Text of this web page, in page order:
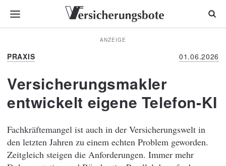
ANZEIGE
PRAXIS 01.06.2026
Versicherungsmakler
entwickelt eigene Telefon-KI
Fachkräftemangel ist auch in der Versicherungswelt in
den letzten Jahren zu einem echten Problem geworden.
Zeitgleich steigen die Anforderungen. Immer mehr